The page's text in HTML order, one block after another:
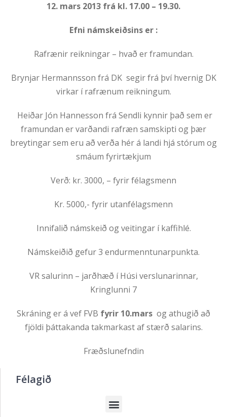
12. mars 2013 frá kl. 17.00 – 19.30.
Efni námskeiðsins er :
Rafrænir reikningar – hvað er framundan.
Brynjar Hermannsson frá DK segir frá því hvernig DK
virkar í rafrænum reikningum.
Heiðar Jón Hannesson frá Sendli kynnir það sem er
framundan er varðandi rafræn samskipti og þær
breytingar sem eru að verða hér á landi hjá stórum og
smáum fyrirtækjum
Verð: kr. 3000, – fyrir félagsmenn
Kr. 5000,- fyrir utanfélagsmenn
Innifalið námskeið og veitingar í kaffihlé.
Námskeiðið gefur 3 endurmenntunarpunkta.
VR salurinn – jarðhæð í Húsi verslunarinnar,
Kringlunni 7
Skráning er á vef FVB fyrir 10.mars og athugið að
fjöldi þáttakanda takmarkast af stærð salarins.
Fræðslunefndin
Félagið